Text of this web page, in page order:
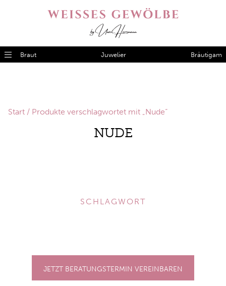
Braut Juwelier Bräutigam
Start / Produkte verschlagwortet mit „Nude“
NUDE
SCHLAGWORT
JETZT BERATUNGSTERMIN VEREINBAREN